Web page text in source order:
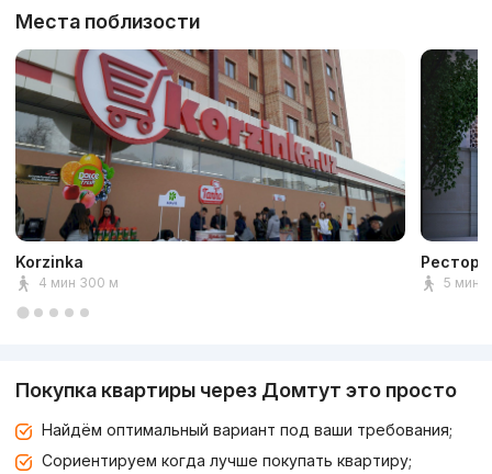
Места поблизости
Korzinka
4 мин 300 м 5 мин
Покупка квартиры через Домтут это просто
Найдём оптимальный вариант под ваши требования;
Сориентируем когда лучше покупать квартиру;